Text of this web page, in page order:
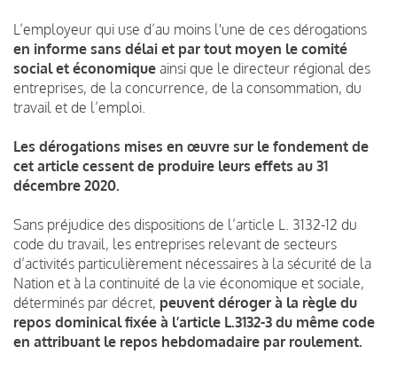
L’employeur qui use d’au moins l'une de ces dérogations
en informe sans délai et par tout moyen le comité
social et économique ainsi que le directeur régional des
entreprises, de la concurrence, de la consommation, du
travail et de l’emploi.
Les dérogations mises en œuvre sur le fondement de
cet article cessent de produire leurs effets au 31
décembre 2020.
Sans préjudice des dispositions de l’article L. 3132-12 du
code du travail, les entreprises relevant de secteurs
d’activités particulièrement nécessaires à la sécurité de la
Nation et à la continuité de la vie économique et sociale,
déterminés par décret, peuvent déroger à la règle du
repos dominical fixée à l’article L.3132-3 du même code
en attribuant le repos hebdomadaire par roulement.